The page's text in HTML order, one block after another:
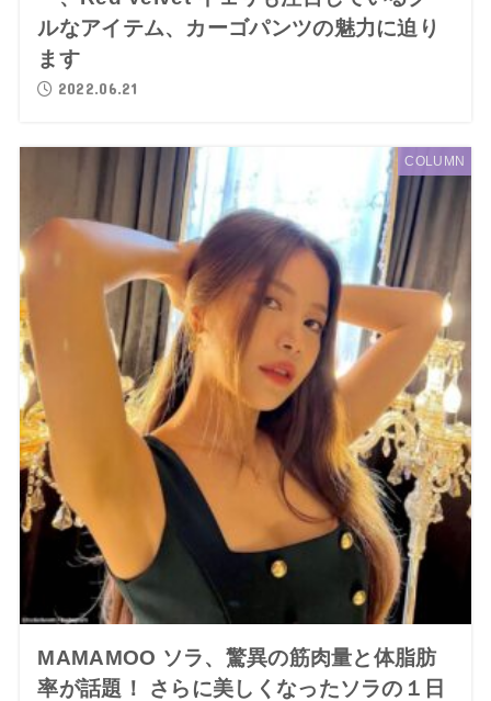
ルなアイテム、カーゴパンツの魅力に迫り
ます
2022.06.21
COLUMN
MAMAMOO ソラ、驚異の筋肉量と体脂肪
率が話題！ さらに美しくなったソラの１日